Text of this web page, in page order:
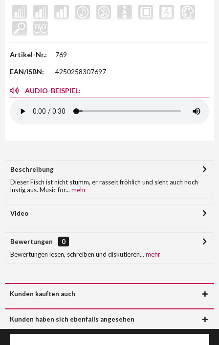
Artikel-Nr.: 769
EAN/ISBN: 4250258307697
AUDIO-BEISPIEL:
Beschreibung
Dieser Fisch ist nicht stumm, er rasselt fröhlich und sieht auch noch
lustig aus. Music for... mehr
Video
Bewertungen
0
Bewertungen lesen, schreiben und diskutieren... mehr
Kunden kauften auch
Kunden haben sich ebenfalls angesehen